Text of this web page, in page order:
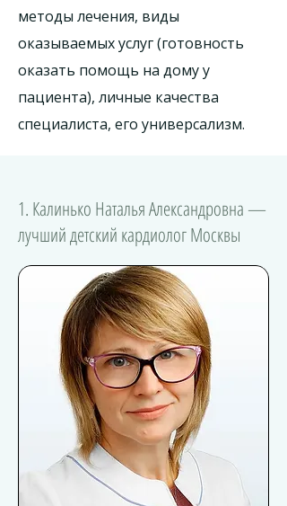
методы лечения, виды
оказываемых услуг (готовность
оказать помощь на дому у
пациента), личные качества
специалиста, его универсализм.
1. Калинько Наталья Александровна —
лучший детский кардиолог Москвы